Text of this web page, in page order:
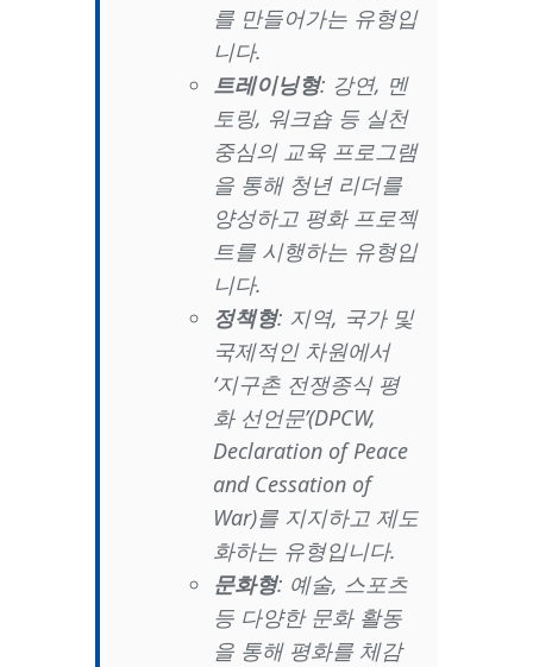
를 만들어가는 유형입
니다.
트레이닝형: 강연, 멘
토링, 워크숍 등 실천
중심의 교육 프로그램
을 통해 청년 리더를
양성하고 평화 프로젝
트를 시행하는 유형입
니다.
정책형: 지역, 국가 및
국제적인 차원에서
‘지구촌 전쟁종식 평
화 선언문’(DPCW,
Declaration of Peace
and Cessation of
War)를 지지하고 제도
화하는 유형입니다.
문화형: 예술, 스포츠
등 다양한 문화 활동
을 통해 평화를 체감